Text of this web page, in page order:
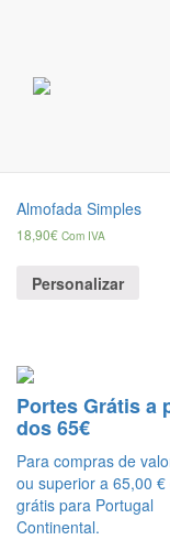
Veludo
Almofada Simples
18,90€ Com IVA
Personalizar
Portes Grátis a
dos 65€
Para compras de
ou superior a 65,00 €
grátis para Portugal
Continental.